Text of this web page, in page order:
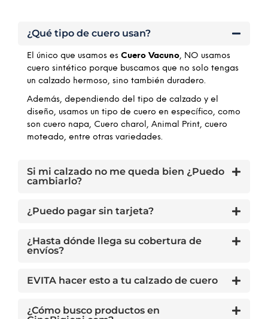
¿Qué tipo de cuero usan?
El único que usamos es Cuero Vacuno, NO usamos
cuero sintético porque buscamos que no solo tengas
un calzado hermoso, sino también duradero.
Además, dependiendo del tipo de calzado y el
diseño, usamos un tipo de cuero en específico, como
son cuero napa, Cuero charol, Animal Print, cuero
moteado, entre otras variedades.
Si mi calzado no me queda bien ¿Puedo
cambiarlo?
¿Puedo pagar sin tarjeta?
¿Hasta dónde llega su cobertura de
envíos?
EVITA hacer esto a tu calzado de cuero
¿Cómo busco productos en